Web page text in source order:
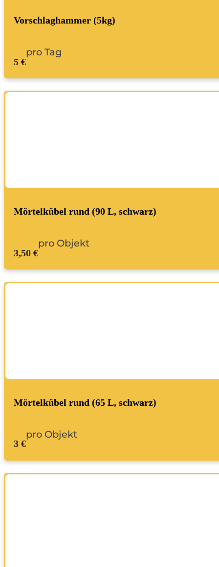
Vorschlaghammer (5kg)
5 €
pro Tag
Mörtelkübel rund (90 L, schwarz)
3,50 €
pro Objekt
Mörtelkübel rund (65 L, schwarz)
3 €
pro Objekt